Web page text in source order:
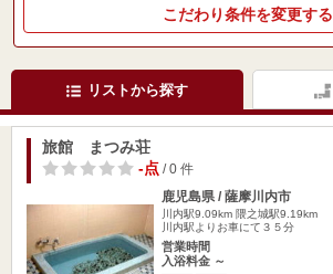
こだわり条件を変更する
リストから探す
旅館 まつみ荘
-点/ 0 件
鹿児島県 / 薩摩川内市
川内駅9.09km 隈之城駅9.19km
川内駅よりお車にて３５分
営業時間
入浴料金 ～